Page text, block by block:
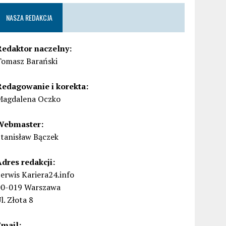
NASZA REDAKCJA
naczelny:
Barański
i korekta:
Oczko
Bączek
redakcji:
Kariera24.info
019 Warszawa
Złota 8